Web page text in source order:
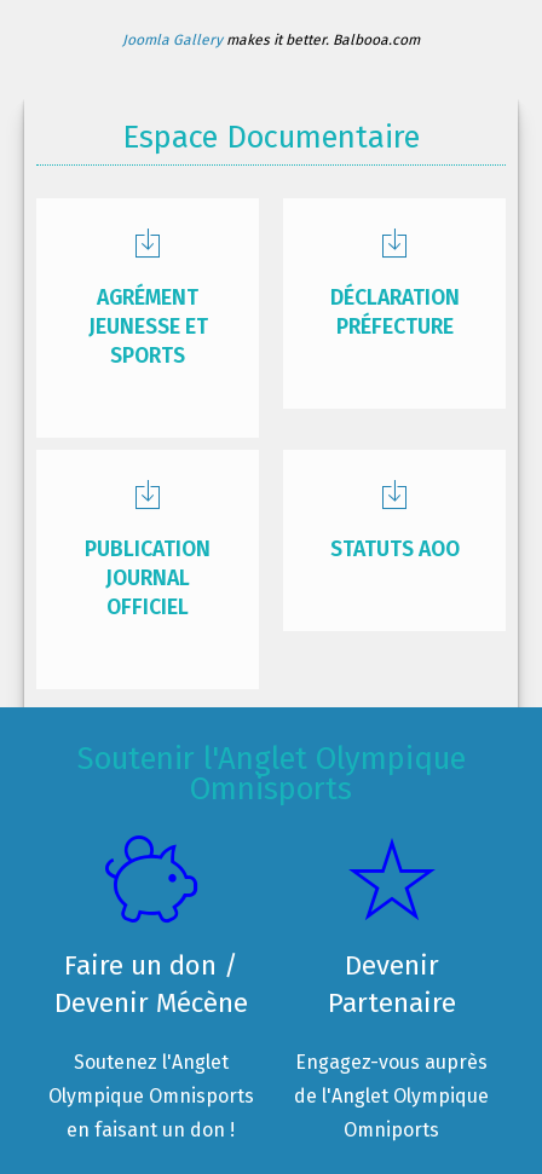
Joomla Gallerymakes it better. Balbooa.com
Espace Documentaire
AGRÉMENT
JEUNESSE ET
SPORTS
DÉCLARATION
PRÉFECTURE
PUBLICATION
JOURNAL
OFFICIEL
STATUTS AOO
Soutenir l'Anglet Olympique
Omnisports
Faire un don /
Devenir Mécène
Soutenez l'Anglet
Olympique Omnisports
en faisant un don !
Devenir
Partenaire
Engagez-vous auprès
de l'Anglet Olympique
Omniports